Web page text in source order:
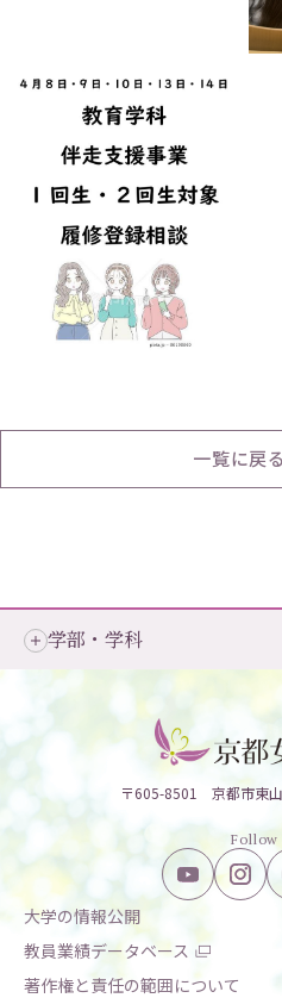
一覧に戻る
学部・学科
〒605-8501 京都市東
Follow
大学の情報公開
教員業績データベース
著作権と責任の範囲について